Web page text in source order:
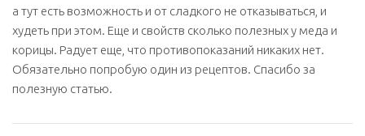
а тут есть возможность и от сладкого не отказываться, и
худеть при этом. Еще и свойств сколько полезных у меда и
корицы. Радует еще, что противопоказаний никаких нет.
Обязательно попробую один из рецептов. Спасибо за
полезную статью.